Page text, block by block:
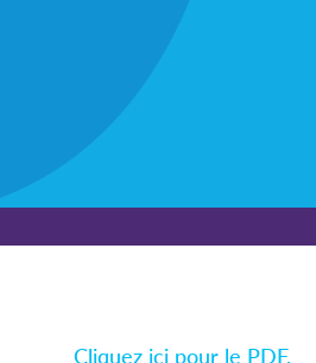
Cliquez ici pour le PDF.